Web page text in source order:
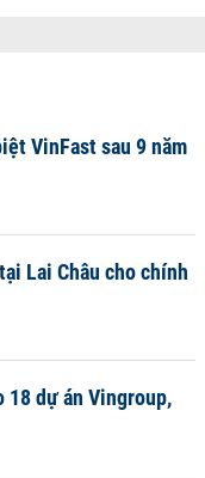
VinFast sau 9 năm
Lai Châu cho chính
18 dự án Vingroup,